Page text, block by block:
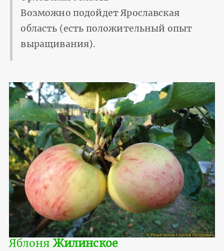
Возможно подойдет Ярославская
область (есть положительный опыт
выращивания).
Яблоня Жилинское